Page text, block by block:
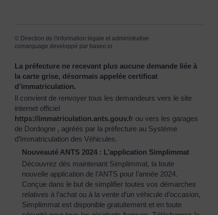
© Direction de l'information légale et administrative
comarquage developpé par baseo.io
La préfecture ne recevant plus aucune demande liée à
la carte grise, désormais appelée certificat
d’immatriculation.
Il convient de renvoyer tous les demandeurs vers le site
internet officiel
https://immatriculation.ants.gouv.fr ou vers les garages
de Dordogne , agréés par la préfecture au Système
d’Immatriculation des Véhicules.
Nouveauté ANTS 2024 : L’application Simplimmat
Découvrez dès maintenant Simplimmat, la toute
nouvelle application de l’ANTS pour l’année 2024.
Conçue dans le but de simplifier toutes vos démarches
relatives à l’achat ou à la vente d’un véhicule d’occasion,
Simplimmat est disponible gratuitement et en toute